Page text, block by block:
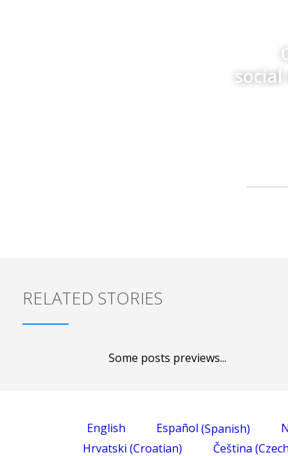
RELATED STORIES
Some posts previews...
English Español (Spanish)
Hrvatski (Croatian) Čeština (Czech